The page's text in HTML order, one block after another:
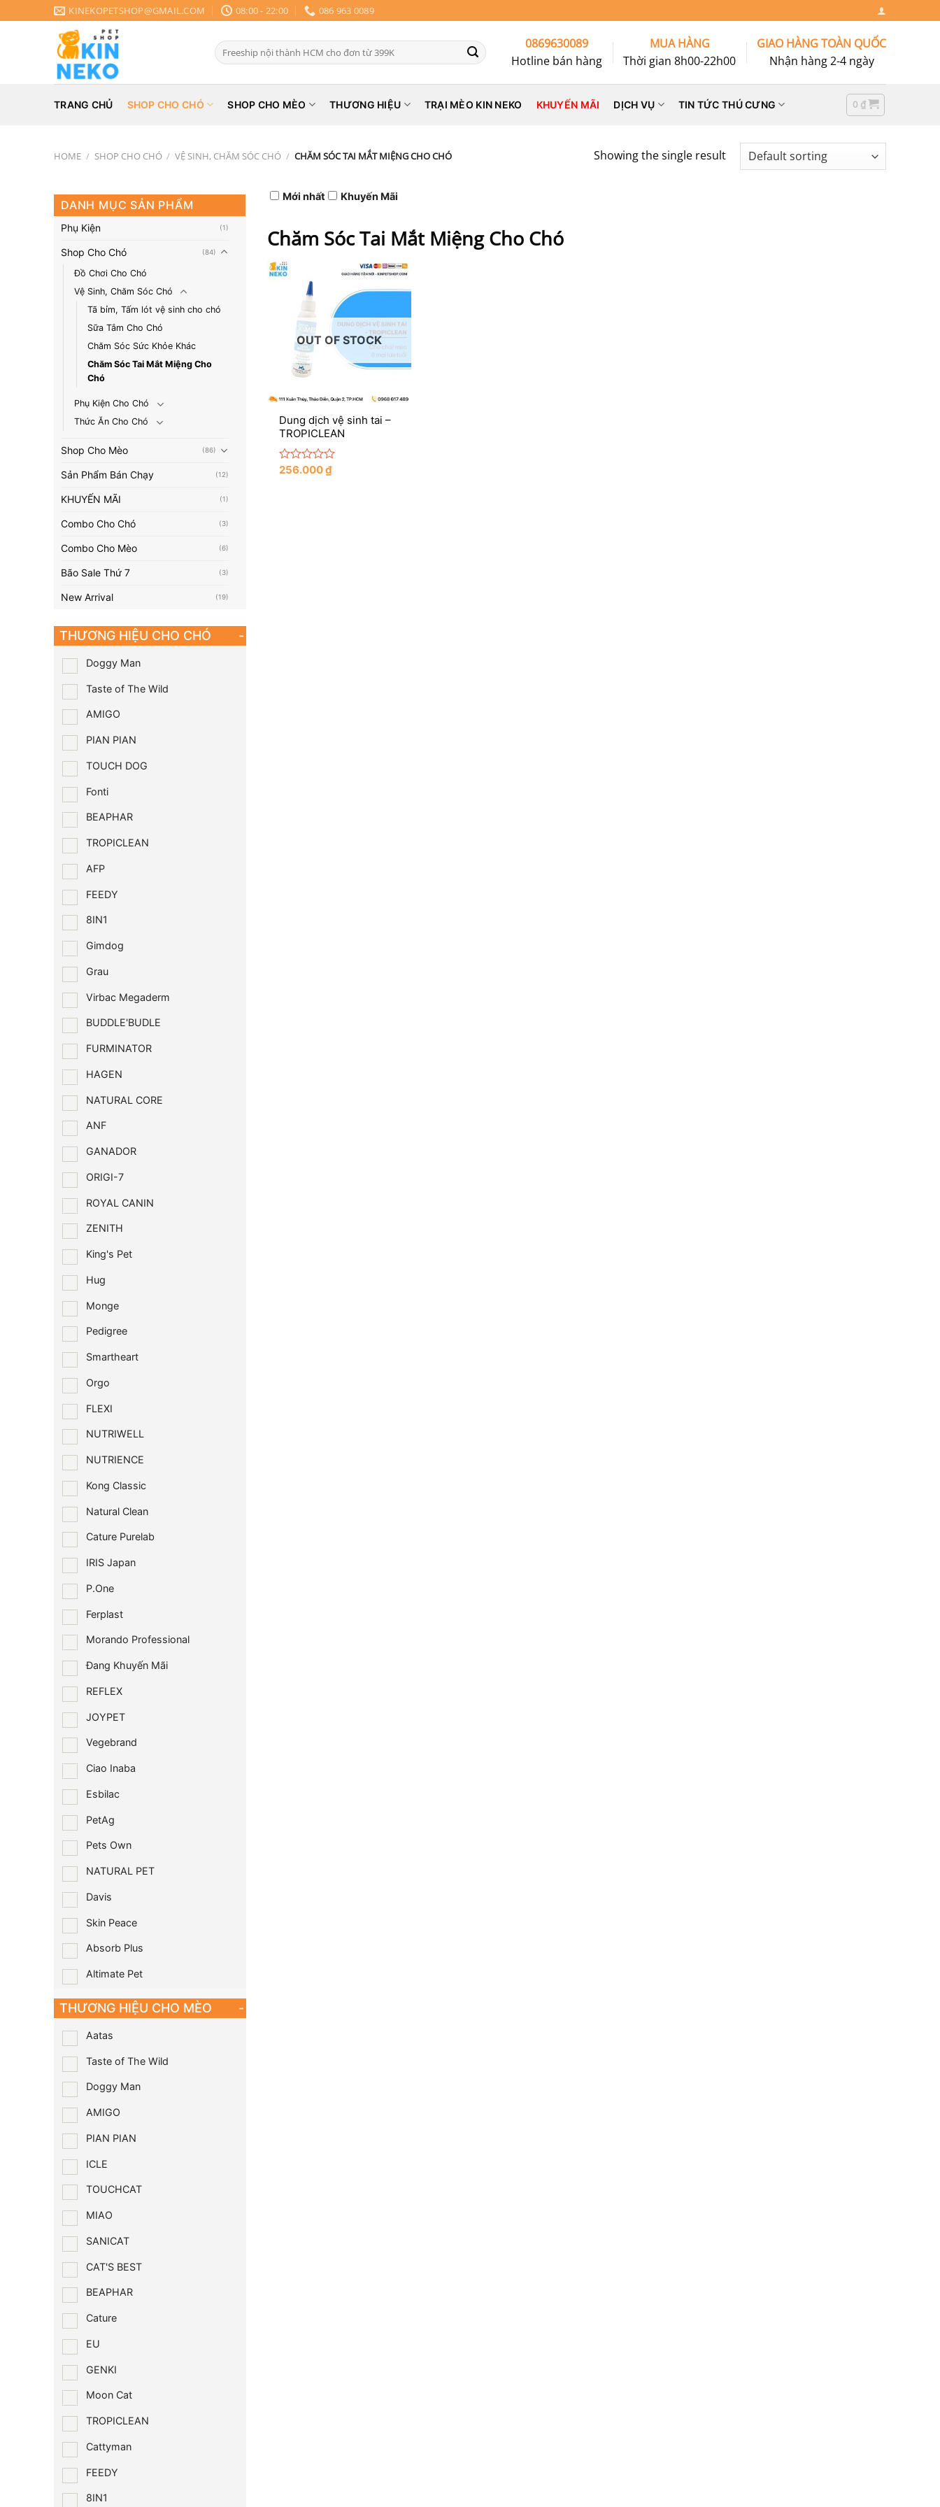
đến
KINEKOPETSHOP@GMAIL.COM 08:00 - 22:00 086 963 0089
Search
for:
0869630089
Hotline bán hàng
MUA HÀNG
Thời gian 8h00-22h00
GIAO HÀNG TOÀN QUỐC
Nhận hàng 2-4 ngày
TRANG CHỦ SHOP CHO CHÓ SHOP CHO MÈO THƯƠNG HIỆU TRẠI MÈO KIN NEKO KHUYẾN MÃI DỊCH VỤ TIN TỨC THÚ CƯNG 0 ₫
HOME / SHOP CHO CHÓ / VỆ SINH, CHĂM SÓC CHÓ / CHĂM SÓC TAI MẮT MIỆNG CHO CHÓ Showing the single result
DANH MỤC SẢN PHẨM
Phụ Kiện (1)
Shop Cho Chó (84)
Đồ Chơi Cho Chó
Vệ Sinh, Chăm Sóc Chó
Tã bỉm, Tấm lót vệ sinh cho chó
Sữa Tắm Cho Chó
Chăm Sóc Sức Khỏe Khác
Chăm Sóc Tai Mắt Miệng Cho
Chó
Phụ Kiện Cho Chó
Thức Ăn Cho Chó
Shop Cho Mèo (86)
Sản Phẩm Bán Chạy (12)
KHUYẾN MÃI (1)
Combo Cho Chó (3)
Combo Cho Mèo (6)
Bão Sale Thứ 7 (3)
New Arrival (19)
THƯƠNG HIỆU CHO CHÓ -
Doggy Man
Taste of The Wild
AMIGO
PIAN PIAN
TOUCH DOG
Fonti
BEAPHAR
TROPICLEAN
AFP
FEEDY
8IN1
Gimdog
Grau
Virbac Megaderm
BUDDLE'BUDLE
FURMINATOR
HAGEN
NATURAL CORE
ANF
GANADOR
ORIGI-7
ROYAL CANIN
ZENITH
King's Pet
Hug
Monge
Pedigree
Smartheart
Orgo
FLEXI
NUTRIWELL
NUTRIENCE
Kong Classic
Natural Clean
Cature Purelab
IRIS Japan
P.One
Ferplast
Morando Professional
Đang Khuyến Mãi
REFLEX
JOYPET
Vegebrand
Ciao Inaba
Esbilac
PetAg
Pets Own
NATURAL PET
Davis
Skin Peace
Absorb Plus
Altimate Pet
THƯƠNG HIỆU CHO MÈO -
Aatas
Taste of The Wild
Doggy Man
AMIGO
PIAN PIAN
ICLE
TOUCHCAT
MIAO
SANICAT
CAT'S BEST
BEAPHAR
Cature
EU
GENKI
Moon Cat
TROPICLEAN
Cattyman
FEEDY
8IN1
Mới nhất Khuyến Mãi
Chăm Sóc Tai Mắt Miệng Cho Chó
OUT OF STOCK
Dung dịch vệ sinh tai –
TROPICLEAN
Rated
256.000₫